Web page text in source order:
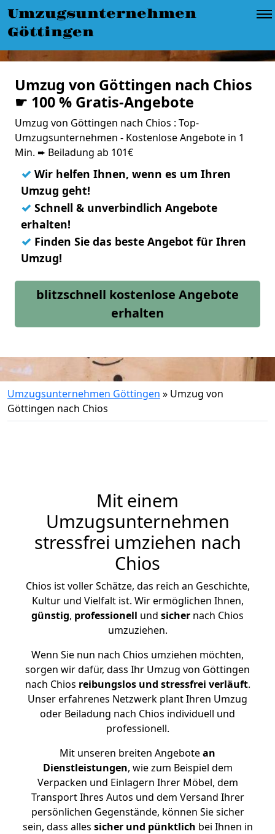
Umzugsunternehmen
Göttingen
Umzug von Göttingen nach Chios
☛ 100 % Gratis-Angebote
Umzug von Göttingen nach Chios : Top-
Umzugsunternehmen - Kostenlose Angebote in 1
Min. ➨ Beiladung ab 101€
✓ Wir helfen Ihnen, wenn es um Ihren
Umzug geht!
✓ Schnell & unverbindlich Angebote
erhalten!
✓ Finden Sie das beste Angebot für Ihren
Umzug!
blitzschnell kostenlose Angebote
erhalten
Umzugsunternehmen Göttingen » Umzug von
Göttingen nach Chios
Mit einem
Umzugsunternehmen
stressfrei umziehen nach
Chios
Chios ist voller Schätze, das reich an Geschichte,
Kultur und Vielfalt ist. Wir ermöglichen Ihnen,
günstig, professionell und sicher nach Chios
umzuziehen.
Wenn Sie nun nach Chios umziehen möchten,
sorgen wir dafür, dass Ihr Umzug von Göttingen
nach Chios reibungslos und stressfrei verläuft.
Unser erfahrenes Netzwerk plant Ihren Umzug
oder Beiladung nach Chios individuell und
professionell.
Mit unseren breiten Angebotean
Dienstleistungen, wie zum Beispiel dem
Verpacken und Einlagern Ihrer Möbel, dem
Transport Ihres Autos und dem Versand Ihrer
persönlichen Gegenstände, können Sie sicher
sein, dass alles sicher und pünktlich bei Ihnen in